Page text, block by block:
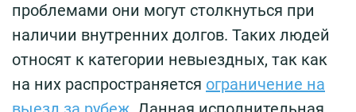
проблемами они могут столкнуться при
наличии внутренних долгов. Таких людей
относят к категории невыездных, так как
на них распространяется ограничение на